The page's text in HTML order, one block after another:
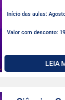
Início das aulas:
Valor com desconto:
LEIA